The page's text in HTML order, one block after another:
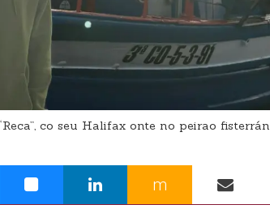
co seu Halifax onte no peirao fisterrán
m